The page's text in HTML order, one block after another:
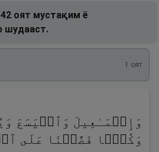
оят мустақим ё
шудааст.
1 оят
وَإِسۡمَـٰعِیلَ وَٱلۡیَسَعَ
وَكُلࣰّا فَضَّلۡنَا عَلَى